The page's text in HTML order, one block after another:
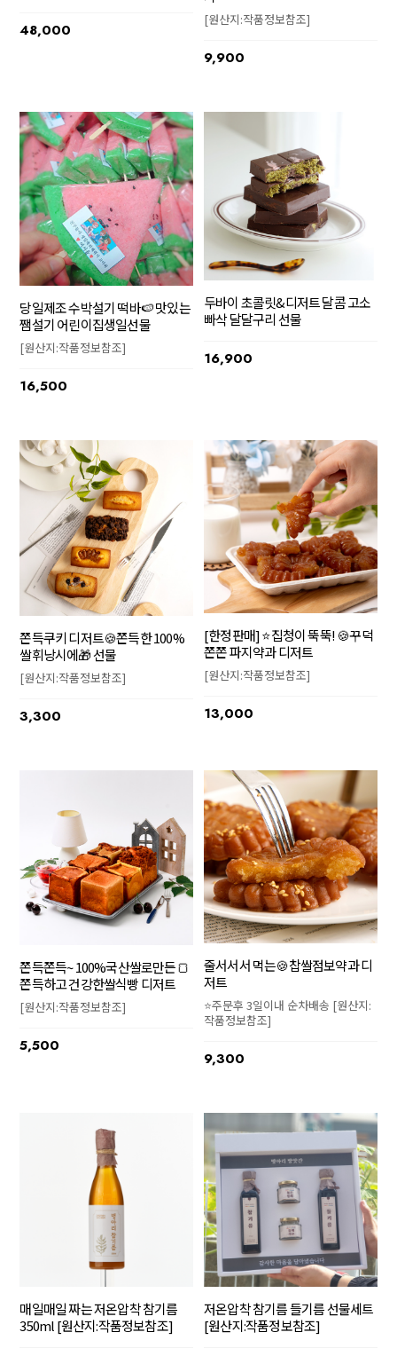
48,000
[원산지:작품정보참조]
9,900
당일제조 수박설기 떡바🍉 맛있는
쨈설기 어린이집생일선물
[원산지:작품정보참조]
16,500
두바이 초콜릿&디저트 달콤 고소
빠삭 달달구리 선물
16,900
쫀득쿠키 디저트🍪쫀득한 100%
쌀휘낭시에🎁 선물
[원산지:작품정보참조]
3,300
[한정판매] ⭐집청이 뚝뚝! 🍪꾸덕
쫀쫀 파지약과 디저트
[원산지:작품정보참조]
13,000
쫀득쫀득~ 100%국산쌀로만든🍞
쫀득하고 건강한쌀식빵 디저트
[원산지:작품정보참조]
5,500
줄서서서 먹는🍪찹쌀점보약과 디
저트
⭐주문후 3일이내 순차배송 [원산지:
작품정보참조]
9,300
매일매일 짜는 저온압착 참기름
350ml [원산지:작품정보참조]
저온압착 참기름 들기름 선물세트
[원산지:작품정보참조]